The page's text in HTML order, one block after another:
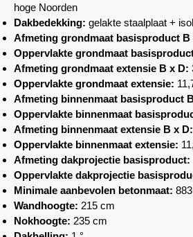
hoge Noorden
Dakbedekking: gelakte staalplaat +
Afmeting grondmaat basisproduct B
Oppervlakte grondmaat
Afmeting grondmaat extensie B x D:
Oppervlakte grondmaat extensie:
Afmeting binnenmaat basisproduct
Oppervlakte binnenmaat
Afmeting binnenmaat extensie B x D:
Oppervlakte binnenmaat extensie:
Afmeting dakprojectie basisproduct:
Oppervlakte dakprojectie
Minimale aanbevolen betonmaat:
Wandhoogte: 215 cm
Nokhoogte: 235 cm